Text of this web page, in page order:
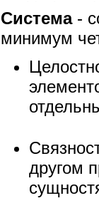
Система-
минимум
другом